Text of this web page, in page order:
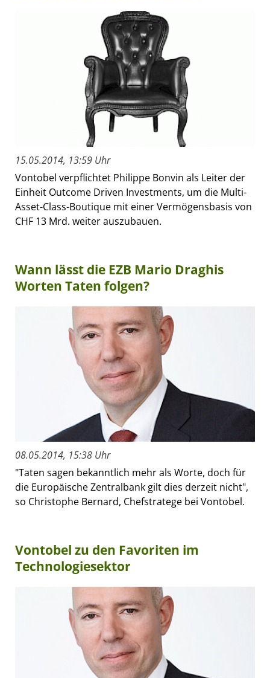
15.05.2014, 13:59 Uhr
Vontobel verpflichtet Philippe Bonvin als Leiter der
Einheit Outcome Driven Investments, um die Multi-
Asset-Class-Boutique mit einer Vermögensbasis von
CHF 13 Mrd. weiter auszubauen.
Wann lässt die EZB Mario Draghis
Worten Taten folgen?
08.05.2014, 15:38 Uhr
"Taten sagen bekanntlich mehr als Worte, doch für
die Europäische Zentralbank gilt dies derzeit nicht",
so Christophe Bernard, Chefstratege bei Vontobel.
Vontobel zu den Favoriten im
Technologiesektor